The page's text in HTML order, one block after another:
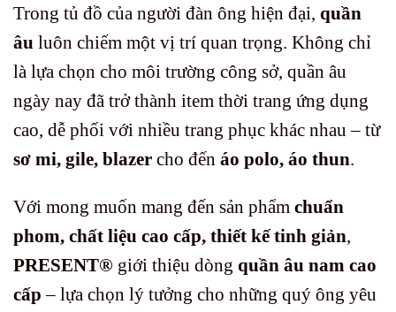
Trong tủ đồ của người đàn ông hiện đại, quần
âu luôn chiếm một vị trí quan trọng. Không chỉ
là lựa chọn cho môi trường công sở, quần âu
ngày nay đã trở thành item thời trang ứng dụng
cao, dễ phối với nhiều trang phục khác nhau – từ
sơ mi, gile, blazer cho đến áo polo, áo thun.
Với mong muốn mang đến sản phẩm chuẩn
phom, chất liệu cao cấp, thiết kế tinh giản,
PRESENT® giới thiệu dòng quần âu nam cao
cấp – lựa chọn lý tưởng cho những quý ông yêu